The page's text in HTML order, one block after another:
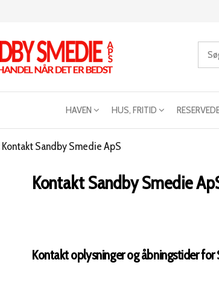
HAVEN HUS, FRITID
Kontakt Sandby Smedie ApS
Kontakt Sandby Smedie
Kontakt oplysninger og åbningstider